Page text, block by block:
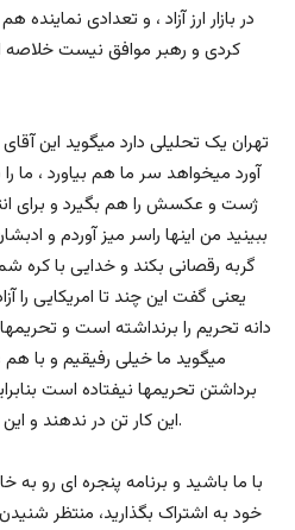
در بازار ارز آزاد ، و تعدادی
کردی و رهبر موافق نیست
تهران یک تحلیلی دارد میگوید این
آورد میخواهد سر ما هم بیاورد ، ما
ژست و عکسش را هم بگیرد و برای
ببینید من اینها راسر میز آوردم و
گربه رقصانی بکند و خدایی با کره
یعنی گفت این چند تا امریکایی را
دانه تحریم را برنداشته است و
میگوید ما خیلی رفیقیم و با
برداشتن تحریمها نیفتاده است
این کار تن در ندهند و این است که ماجرا گره خورده است.
با ما باشید و برنامه پنجره ای رو به
خود به اشتراک بگذارید، منتظر